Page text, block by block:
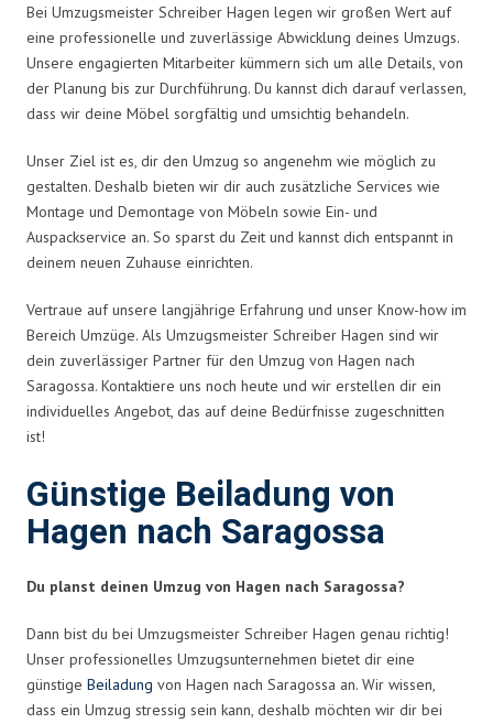
Bei Umzugsmeister Schreiber Hagen legen wir großen Wert auf
eine professionelle und zuverlässige Abwicklung deines Umzugs.
Unsere engagierten Mitarbeiter kümmern sich um alle Details, von
der Planung bis zur Durchführung. Du kannst dich darauf verlassen,
dass wir deine Möbel sorgfältig und umsichtig behandeln.
Unser Ziel ist es, dir den Umzug so angenehm wie möglich zu
gestalten. Deshalb bieten wir dir auch zusätzliche Services wie
Montage und Demontage von Möbeln sowie Ein- und
Auspackservice an. So sparst du Zeit und kannst dich entspannt in
deinem neuen Zuhause einrichten.
Vertraue auf unsere langjährige Erfahrung und unser Know-how im
Bereich Umzüge. Als Umzugsmeister Schreiber Hagen sind wir
dein zuverlässiger Partner für den Umzug von Hagen nach
Saragossa. Kontaktiere uns noch heute und wir erstellen dir ein
individuelles Angebot, das auf deine Bedürfnisse zugeschnitten
ist!
Günstige Beiladung von
Hagen nach Saragossa
Du planst deinen Umzug von Hagen nach Saragossa?
Dann bist du bei Umzugsmeister Schreiber Hagen genau richtig!
Unser professionelles Umzugsunternehmen bietet dir eine
günstige Beiladung von Hagen nach Saragossa an. Wir wissen,
dass ein Umzug stressig sein kann, deshalb möchten wir dir bei